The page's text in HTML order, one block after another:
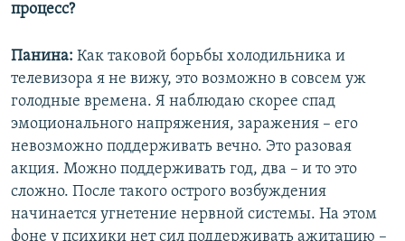
процесс?
Панина: Как таковой борьбы холодильника и
телевизора я не вижу, это возможно в совсем уж
голодные времена. Я наблюдаю скорее спад
эмоционального напряжения, заражения – его
невозможно поддерживать вечно. Это разовая
акция. Можно поддерживать год, два – и то это
сложно. После такого острого возбуждения
начинается угнетение нервной системы. На этом
фоне у психики нет сил поддерживать ажитацию –